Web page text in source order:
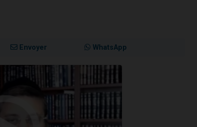
Envoyer WhatsApp